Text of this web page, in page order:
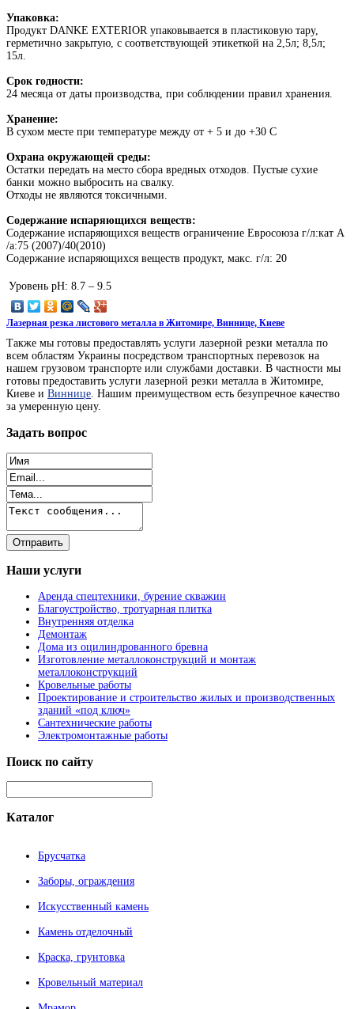
Упаковка:
Продукт DANKE EXTERIOR упаковывается в пластиковую тару,
герметично закрытую, с соответствующей этикеткой на 2,5л; 8,5л;
15л.
Срок годности:
24 месяца от даты производства, при соблюдении правил хранения.
Хранение:
В сухом месте при температуре между от + 5 и до +30 C
Охрана окружающей среды:
Остатки передать на место сбора вредных отходов. Пустые сухие
банки можно выбросить на свалку.
Отходы не являются токсичными.
Содержание испаряющихся веществ:
Содержание испаряющихся веществ ограничение Евросоюза г/л:кaт A
/a:75 (2007)/40(2010)
Содержание испаряющихся веществ продукт, макс. г/л: 20
Уровень pH: 8.7 – 9.5
Лазерная резка листового металла в Житомире, Виннице, Киеве
Также мы готовы предоставлять услуги лазерной резки металла по
всем областям Украины посредством транспортных перевозок на
нашем грузовом транспорте или службами доставки. В частности мы
готовы предоставить услуги лазерной резки металла в Житомире,
Киеве и Виннице. Нашим преимуществом есть безупречное качество
за умеренную цену.
Задать вопрос
Наши услуги
Аренда спецтехники, бурение скважин
Благоустройство, тротуарная плитка
Внутренняя отделка
Демонтаж
Дома из оцилиндрованного бревна
Изготовление металлоконструкций и монтаж
металлоконструкций
Кровельные работы
Проектирование и строительство жилых и производственных
зданий «под ключ»
Сантехнические работы
Электромонтажные работы
Поиск по сайту
Каталог
Брусчатка
Заборы, ограждения
Искусственный камень
Камень отделочный
Краска, грунтовка
Кровельный материал